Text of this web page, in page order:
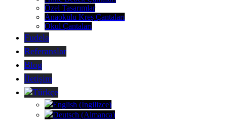
Özel Tasarımlar
Anaokulu Kreş Çantaları
Okul Çantaları
Fudela
Referanslar
Blog
İletişim
Türkçe
English (İngilizce)
Deutsch (Almanca)